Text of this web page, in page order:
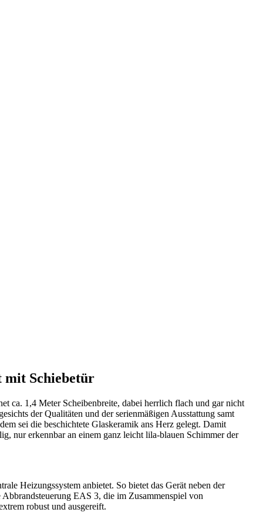
mit Schiebetür
ca. 1,4 Meter Scheibenbreite, dabei herrlich flach und gar nicht
der Qualitäten und der serienmäßigen Ausstattung samt
sei die beschichtete Glaskeramik ans Herz gelegt. Damit
nur erkennbar an einem ganz leicht lila-blauen Schimmer der
Heizungssystem anbietet. So bietet das Gerät neben der
EAS 3, die im Zusammenspiel von
robust und ausgereift.